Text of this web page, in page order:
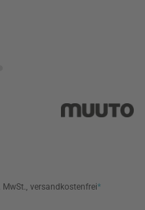
MwSt., versandkostenfrei*